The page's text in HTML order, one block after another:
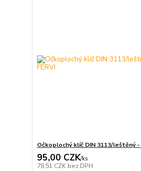
Očkoplochý klíč DIN 3113/leštěný -
95,00 CZK/ks
78,51 CZK bez DPH